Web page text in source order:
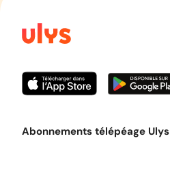
Abonnements télépéage Ulys